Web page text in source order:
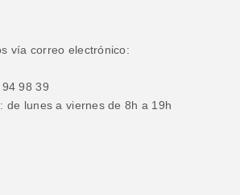
vía correo electrónico:
98 39
de lunes a viernes de 8h a 19h